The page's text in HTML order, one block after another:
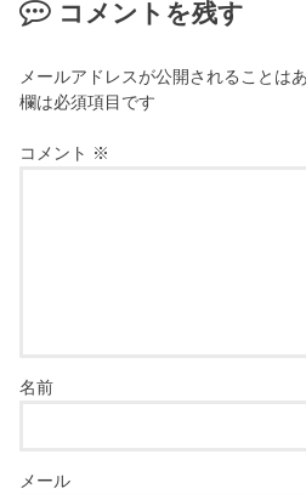
コメントを残す
メールアドレスが公開されることは
欄は必須項目です
コメント ※
名前
メール